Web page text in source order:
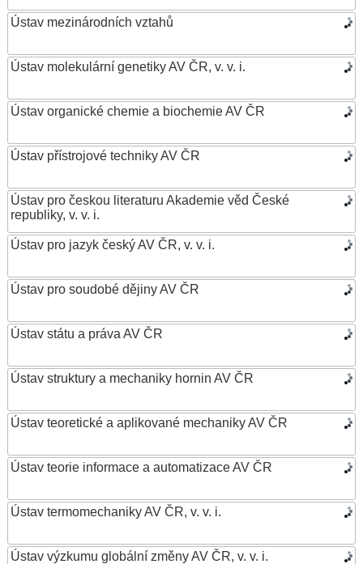
Ústav mezinárodních vztahů
Ústav molekulární genetiky AV ČR, v. v. i.
Ústav organické chemie a biochemie AV ČR
Ústav přístrojové techniky AV ČR
Ústav pro českou literaturu Akademie věd České
republiky, v. v. i.
Ústav pro jazyk český AV ČR, v. v. i.
Ústav pro soudobé dějiny AV ČR
Ústav státu a práva AV ČR
Ústav struktury a mechaniky hornin AV ČR
Ústav teoretické a aplikované mechaniky AV ČR
Ústav teorie informace a automatizace AV ČR
Ústav termomechaniky AV ČR, v. v. i.
Ústav výzkumu globální změny AV ČR, v. v. i.